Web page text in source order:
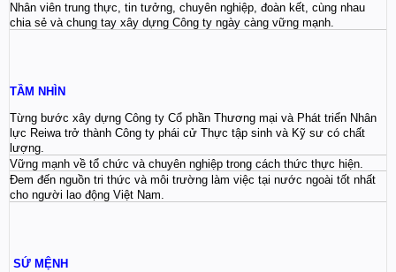
Nhân viên trung thực, tin tưởng, chuyên nghiệp, đoàn kết, cùng nhau
chia sẻ và chung tay xây dựng Công ty ngày càng vững mạnh.
TẦM NHÌN
Từng bước xây dựng Công ty Cổ phần Thương mại và Phát triển Nhân
lực Reiwa trở thành Công ty phái cử Thực tập sinh và Kỹ sư có chất
lượng.
Vững mạnh về tổ chức và chuyên nghiệp trong cách thức thực hiện.
Đem đến nguồn tri thức và môi trường làm việc tại nước ngoài tốt nhất
cho người lao động Việt Nam.
SỨ MỆNH